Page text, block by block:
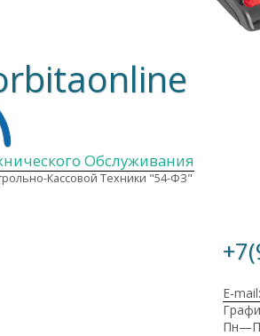
Обслуживания
Кассовой Техники "54-ФЗ"
E-